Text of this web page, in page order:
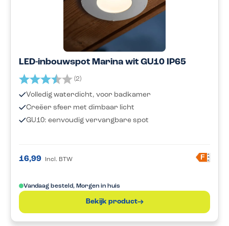
LED-inbouwspot Marina wit GU10 IP65
Beoordeling: (2)
Volledig waterdicht, voor badkamer
Creëer sfeer met dimbaar licht
GU10: eenvoudig vervangbare spot
16,99 Incl. BTW F A
G
Vandaag besteld, Morgen in huis
Bekijk product